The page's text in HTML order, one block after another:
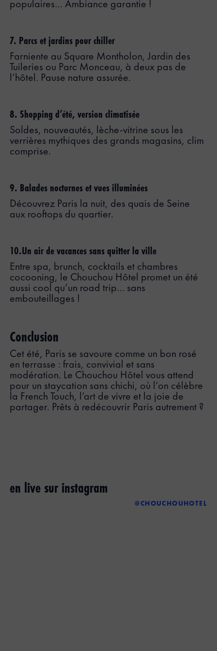
populaires… Ambiance garantie !
7. Parcs et jardins pour chiller
Farniente au Square Montholon, Jardin des
Tuileries ou Parc Monceau, à deux pas de
l’hôtel. Pause nature assurée.
8. Shopping d’été, version climatisée
Soldes, nouveautés, lèche-vitrine sous les
verrières mythiques des grands magasins, clim
comprise.
9. Balades nocturnes et vues illuminées
Découvrez Paris la nuit, des quais de Seine
aux rooftops du quartier.
10.Un air de vacances sans quitter la ville
Entre spa, brunch, cocktails et chambres
cocooning, le Chouchou Hôtel promet un été
aussi cool qu’un road trip… sans
embouteillages !
Conclusion
Cet été, Paris se savoure comme un bon rosé
en terrasse : frais, convivial et sans
modération. Le Chouchou Hôtel vous attend
pour un staycation sans chichi, où l’on célèbre
la French Touch, l’art de vivre et la joie de
partager. Prêts à redécouvrir Paris autrement ?
en live sur instagram
@CHOUCHOUHOTEL